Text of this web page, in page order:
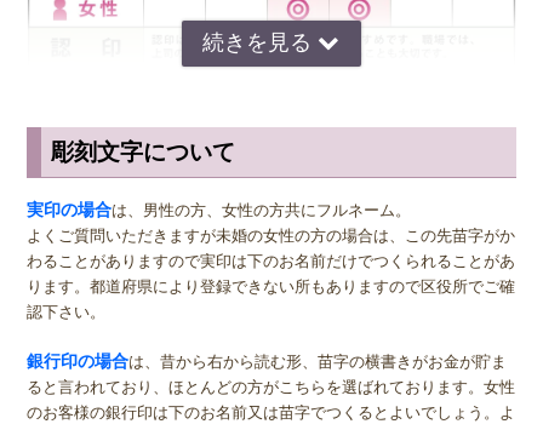
サイズ選びのアドバイス
実印の男性用は、堂々とした大きいサイズの直径16.5ミリまたは18.0
ミリがおすすめです。女性用の実印でフルネームの場合は、15.0ミ
リ。女性用の実印で名のみの場合は、13.5ミリがおすすめです。女性
の方でご結婚されている場合は、ご主人様より小さいものをお選びに
なるのが一般的ですが、同じ大きさの実印でも問題ございません。女
女関係なく大きいものをおすすめします。代表者としての実印をお作
り下さい。印材によっては、21.0ミリもご用意しています。ご入用の
際は、各商品ページにてご確認ください。
彫刻文字について
実印の場合は、男性の方、女性の方共にフルネーム。
よくご質問いただきますが未婚の女性の方の場合は、この先苗字がか
わることがありますので実印は下のお名前だけでつくられることがあ
ります。都道府県により登録できない所もありますので区役所でご確
認下さい。
銀行印の場合は、昔から右から読む形、苗字の横書きがお金が貯ま
ると言われており、ほとんどの方がこちらを選ばれております。女性
のお客様の銀行印は下のお名前又は苗字でつくるとよいでしょう。よ